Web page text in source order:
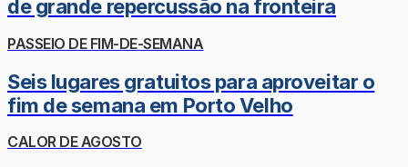
de grande repercussão na fronteira
PASSEIO DE FIM-DE-SEMANA
Seis lugares gratuitos para aproveitar o
fim de semana em Porto Velho
CALOR DE AGOSTO